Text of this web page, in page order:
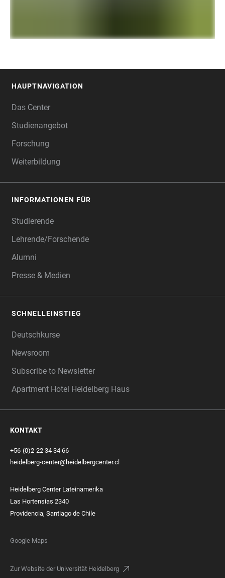
HAUPTNAVIGATION
Das Center
Studienangebot
Forschung
Weiterbildung
INFORMATIONEN FÜR
Studierende
Lehrende/Forschende
Alumni
Presse & Medien
SCHNELLEINSTIEG
Deutschkurse
Newsroom
Subscribe to Newsletter
Apartment Hotel Heidelberg Haus
KONTAKT
+56-(0)2-22 34 34 66
heidelberg-center@heidelbergcenter.cl
Heidelberg Center Lateinamerika
Las Hortensias 2340
Providencia, Santiago de Chile
Google Maps
Zur Website der Universität Heidelberg